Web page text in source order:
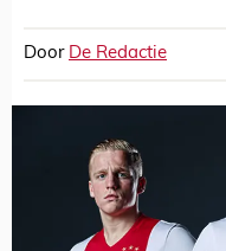
Door De Redactie